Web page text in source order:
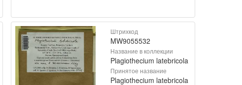
Штрихкод
MW9055532
Название в коллекции
Plagiothecium latebricola
Принятое название
Plagiothecium latebricola